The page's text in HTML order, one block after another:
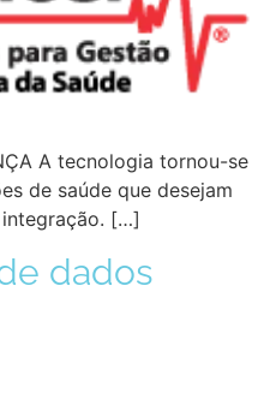
A tecnologia tornou-se
de saúde que desejam
integração. […]
dados